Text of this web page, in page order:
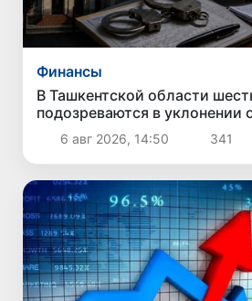
Финансы
В Ташкентской области
подозреваются в уклонении
налогов на 42,5 млрд сумов
6 авг 2026, 14:50 341